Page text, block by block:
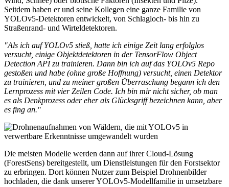
Seitdem haben er und seine Kollegen eine ganze Familie von
YOLOv5-Detektoren entwickelt, von Schlagloch- bis hin zu
Straßenrand- und Wirteldetektoren.
"Als ich auf YOLOv5 stieß, hatte ich einige Zeit lang erfolglos
versucht, einige Objektdetektoren in der TensorFlow Object
Detection API zu trainieren. Dann bin ich auf das YOLOv5 Repo
gestoßen und habe (ohne große Hoffnung) versucht, einen Detektor
zu trainieren, und zu meiner großen Überraschung begann ich den
Lernprozess mit vier Zeilen Code. Ich bin mir nicht sicher, ob man
es als Denkprozess oder eher als Glücksgriff bezeichnen kann, aber
es fing an."
Die meisten Modelle werden dann auf ihrer Cloud-Lösung
(ForestSens) bereitgestellt, um Dienstleistungen für den Forstsektor
zu erbringen. Dort können Nutzer zum Beispiel Drohnenbilder
hochladen, die dank unserer YOLOv5-Modellfamilie in umsetzbare